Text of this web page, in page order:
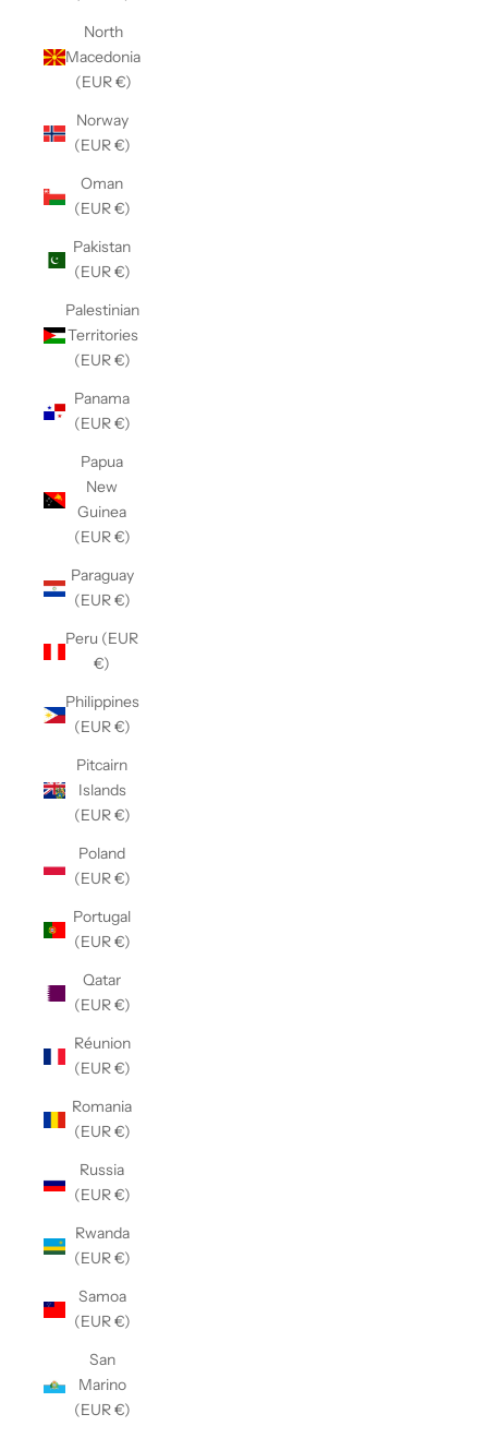
North
Macedonia
(EUR €)
Norway
(EUR €)
Oman
(EUR €)
Pakistan
(EUR €)
Palestinian
Territories
(EUR €)
Panama
(EUR €)
Papua
New
Guinea
(EUR €)
Paraguay
(EUR €)
Peru (EUR
€)
Philippines
(EUR €)
Pitcairn
Islands
(EUR €)
Poland
(EUR €)
Portugal
(EUR €)
Qatar
(EUR €)
Réunion
(EUR €)
Romania
(EUR €)
Russia
(EUR €)
Rwanda
(EUR €)
Samoa
(EUR €)
San
Marino
(EUR €)